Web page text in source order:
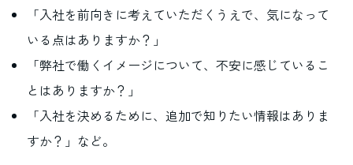
「入社を前向きに考えていただくうえで、気になって
いる点はありますか？」
「弊社で働くイメージについて、不安に感じているこ
とはありますか？」
「入社を決めるために、追加で知りたい情報はありま
すか？」など。